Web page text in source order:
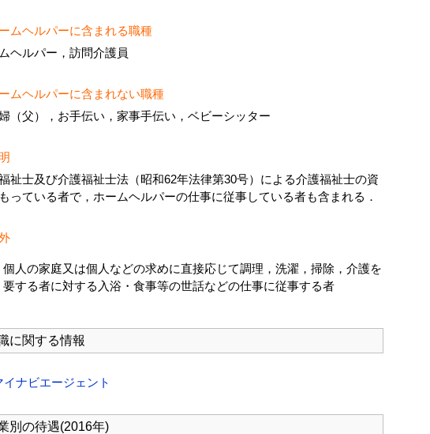
ムヘルパーに含まれる職種
ヘルパー，訪問介護員
ムヘルパーに含まれない職種
（父），お手伝い，家事手伝い，ベビーシッター
祉士及び介護福祉士法（昭和62年法律第30号）による介護福祉士の資
っている者で，ホームヘルパーの仕事に従事している者も含まれる．
個人の家庭又は個人などの求めに直接応じて調理，洗濯，掃除，介護を
要する者に対する入浴・食事等の世話などの仕事に従事する者
に関する情報
イナビエージェント
別の待遇(2016年)